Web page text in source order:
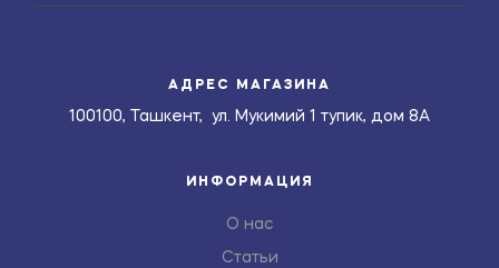
АДРЕС МАГАЗИНА
100100, Ташкент, ул. Мукимий 1 тупик, дом 8А
ИНФОРМАЦИЯ
О нас
Статьи